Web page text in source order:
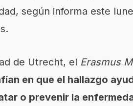
según informa este
.
de Utrecht, el Erasmus
en que el hallazgo
o prevenir la